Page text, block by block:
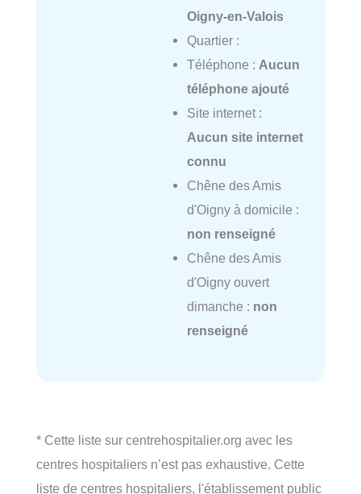
Oigny-en-Valois
Quartier :
Téléphone : Aucun
téléphone ajouté
Site internet :
Aucun site internet
connu
Chêne des Amis
d'Oigny à domicile :
non renseigné
Chêne des Amis
d'Oigny ouvert
dimanche : non
renseigné
* Cette liste sur centrehospitalier.org avec les
centres hospitaliers n’est pas exhaustive. Cette
liste de centres hospitaliers, l'établissement public